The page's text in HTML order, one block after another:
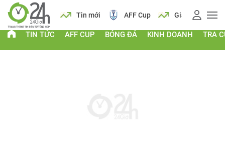
Lịch Tin mới AFF Cup Giá vàng
TIN TỨC AFF CUP BÓNG ĐÁ KINH DOANH TRA